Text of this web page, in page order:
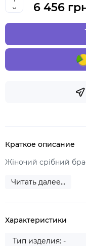
6 456
Краткое описание
Жіночий срібний
Читать далее...
Характеристики
Тип изделия: -